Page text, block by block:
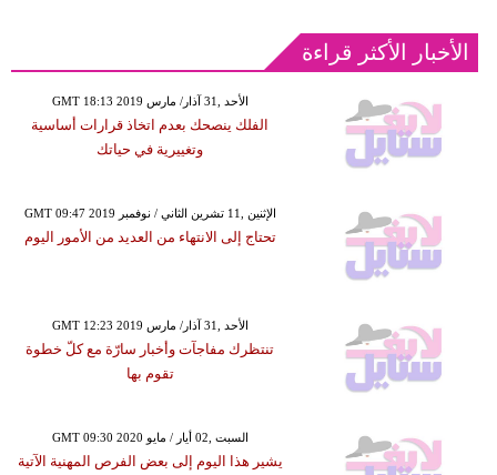
الأخبار الأكثر قراءة
GMT 18:13 2019 الأحد ,31 آذار/ مارس
الفلك ينصحك بعدم اتخاذ قرارات أساسية
وتغييرية في حياتك
GMT 09:47 2019 الإثنين ,11 تشرين الثاني / نوفمبر
تحتاج إلى الانتهاء من العديد من الأمور اليوم
GMT 12:23 2019 الأحد ,31 آذار/ مارس
تنتظرك مفاجآت وأخبار سارّة مع كلّ خطوة
تقوم بها
GMT 09:30 2020 السبت ,02 أيار / مايو
يشير هذا اليوم إلى بعض الفرص المهنية الآتية